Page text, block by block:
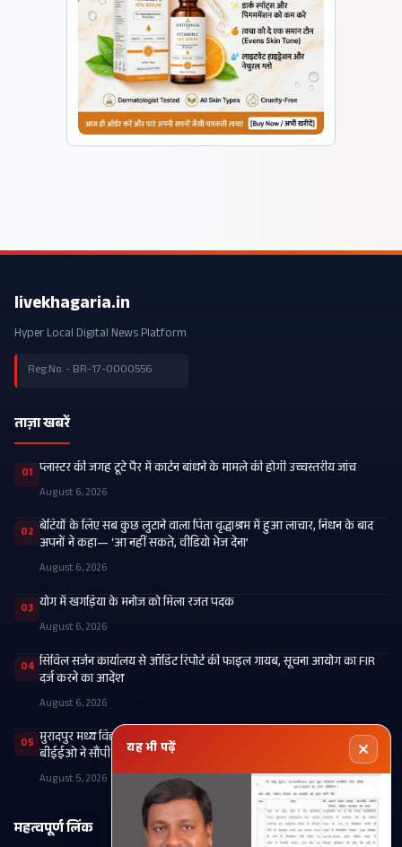
livekhagaria.in
Hyper Local Digital News Platform
Reg.No. - BR-17-0000556
ताज़ा खबरें
01 प्लास्टर की जगह टूटे पैर में कार्टन बांधने के मामले की होगी उच्चस्तरीय जांच
August 6, 2026
02 बेटियों के लिए सब कुछ लुटाने वाला पिता वृद्धाश्रम में हुआ लाचार, निधन के बाद
अपनों ने कहा— ‘आ नहीं सकते, वीडियो भेज देना’
August 6, 2026
03 ​योग में खगड़िया के मनोज को मिला रजत पदक
August 6, 2026
04 सिविल सर्जन कार्यालय से ऑडिट रिपोर्ट की फाइल गायब, सूचना आयोग का FIR
दर्ज करने का आदेश
August 6, 2026
05 मुरादपुर मध्य विद्यालय में एमडीएम किचन व वित्तीय अनियमितता की जांच,
बीईईओ ने सौंपी रिपोर्ट
August 5, 2026
महत्वपूर्ण लिंक
यह भी पढ़ें